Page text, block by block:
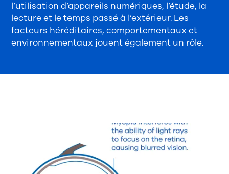
l’utilisation d’appareils numériques, l’étude, la
lecture et le temps passé à l’extérieur. Les
facteurs héréditaires, comportementaux et
environnementaux jouent également un rôle.